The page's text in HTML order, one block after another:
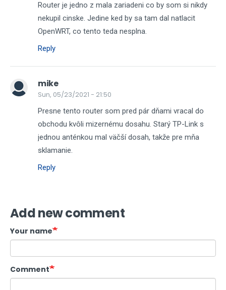
Router je jedno z mala zariadeni co by som si nikdy
nekupil cinske. Jedine ked by sa tam dal natlacit
OpenWRT, co tento teda nesplna.
Reply
mike
Sun, 05/23/2021 - 21:50
Presne tento router som pred pár dňami vracal do
obchodu kvôli mizernému dosahu. Starý TP-Link s
jednou anténkou mal väčší dosah, takže pre mňa
sklamanie.
Reply
Add new comment
Your name
Comment